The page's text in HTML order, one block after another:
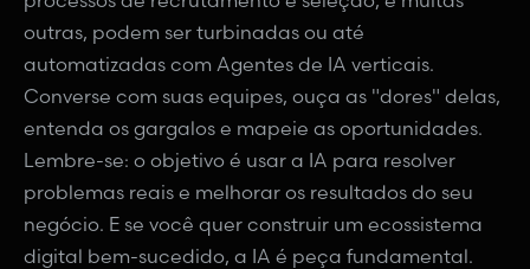
outras, podem ser turbinadas ou até
automatizadas com Agentes de IA verticais.
Converse com suas equipes, ouça as "dores" delas,
entenda os gargalos e mapeie as oportunidades.
Lembre-se: o objetivo é usar a IA para resolver
problemas reais e melhorar os resultados do seu
negócio. E se você quer construir um ecossistema
digital bem-sucedido, a IA é peça fundamental.